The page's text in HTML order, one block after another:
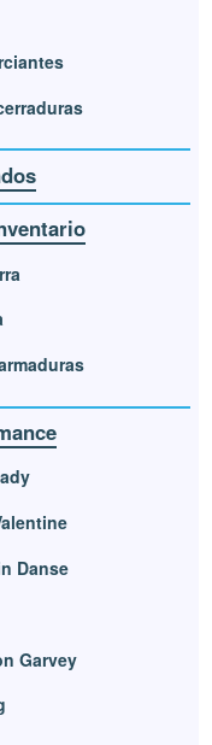
Danse
Garvey